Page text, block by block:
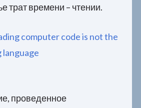
трат времени – чтении.
computer code is not the
language
проведенное